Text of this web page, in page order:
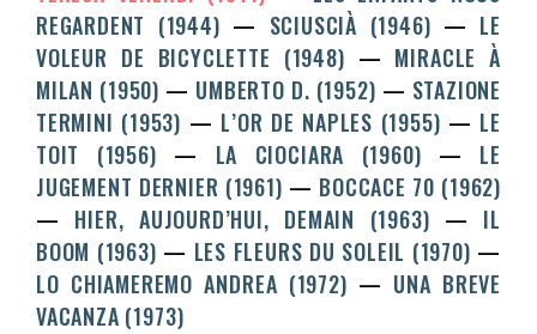
REGARDENT (1944)
SCIUSCIÀ (1946)
LE
VOLEUR DE BICYCLETTE (1948)
MIRACLE À
MILAN (1950)
UMBERTO D. (1952)
STAZIONE
TERMINI (1953)
L’OR DE NAPLES (1955)
LE
TOIT (1956)
LA CIOCIARA (1960)
LE
JUGEMENT DERNIER (1961)
BOCCACE 70 (1962)
HIER, AUJOURD’HUI, DEMAIN (1963)
IL
BOOM (1963)
LES FLEURS DU SOLEIL (1970)
LO CHIAMEREMO ANDREA (1972)
UNA BREVE
VACANZA (1973)